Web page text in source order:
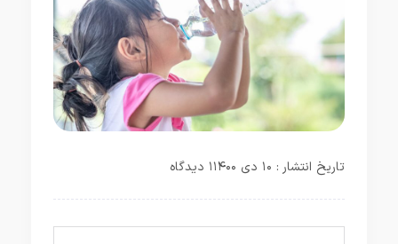
تاریخ انتشار : ۱۰ دی ۱۴۰۰ ۱ دیدگاه